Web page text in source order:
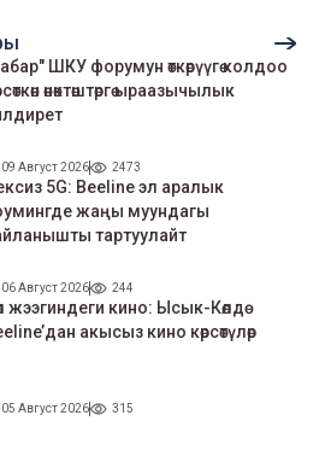
ШКУ форумун өткөрүүгө колдоо
өнөктөштөргө ыраазычылык
09 Август 2026 2473
5G: Beeline эл аралык
жаңы муундагы
тартуулайт
06 Август 2026 244
жээгиндеги кино: Ысык-Көлдө
акысыз кино көрсөтүлөр
05 Август 2026 315